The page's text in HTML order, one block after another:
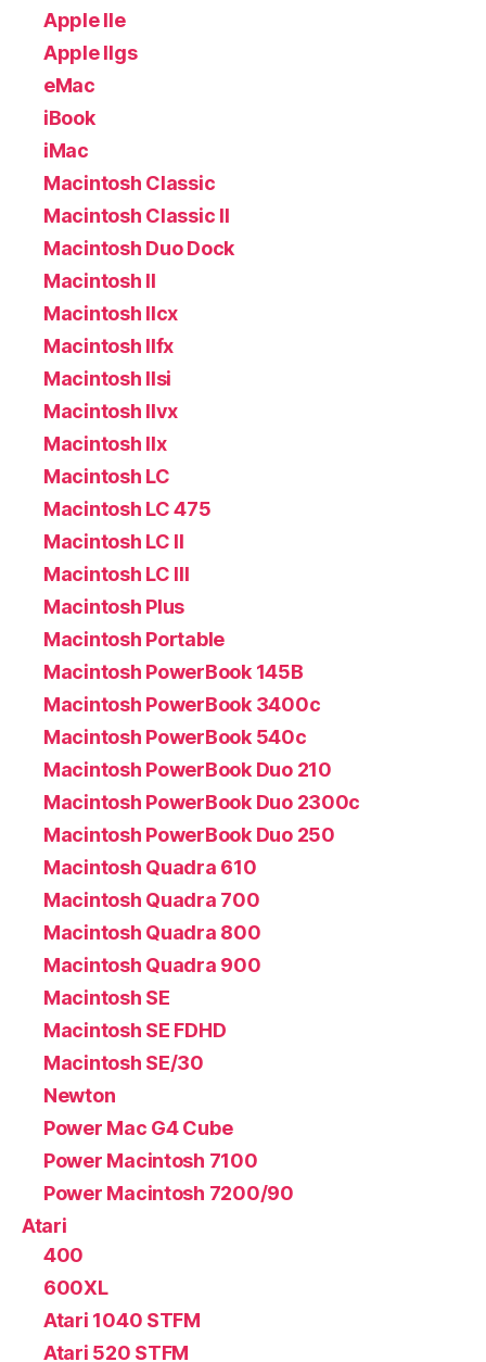
Apple IIe
Apple IIgs
eMac
iBook
iMac
Macintosh Classic
Macintosh Classic II
Macintosh Duo Dock
Macintosh II
Macintosh IIcx
Macintosh IIfx
Macintosh IIsi
Macintosh IIvx
Macintosh IIx
Macintosh LC
Macintosh LC 475
Macintosh LC II
Macintosh LC III
Macintosh Plus
Macintosh Portable
Macintosh PowerBook 145B
Macintosh PowerBook 3400c
Macintosh PowerBook 540c
Macintosh PowerBook Duo 210
Macintosh PowerBook Duo 2300c
Macintosh PowerBook Duo 250
Macintosh Quadra 610
Macintosh Quadra 700
Macintosh Quadra 800
Macintosh Quadra 900
Macintosh SE
Macintosh SE FDHD
Macintosh SE/30
Newton
Power Mac G4 Cube
Power Macintosh 7100
Power Macintosh 7200/90
Atari
400
600XL
Atari 1040 STFM
Atari 520 STFM